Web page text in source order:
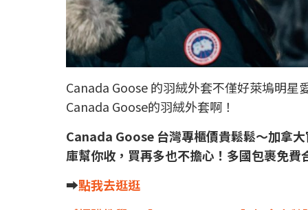
Canada Goose 的羽絨外套不僅好萊塢明
Canada Goose的羽絨外套啊！
Canada Goose 台灣專櫃價貴鬆鬆～加拿
庫幫你收，買再多也不擔心！多國包裹免
➡️點我去逛逛